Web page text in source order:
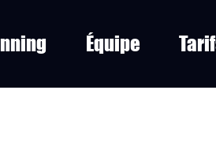
Équipe